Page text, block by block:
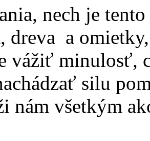
nech je
dreva a
vážiť minulosť,
silu
nám všetkým